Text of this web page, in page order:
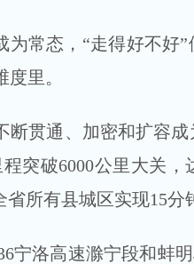
常态，“走得好不好”
里。
贯通、加密和扩容成
突破6000公里大关
省所有县城区实现15分
洛高速滁宁段和蚌明